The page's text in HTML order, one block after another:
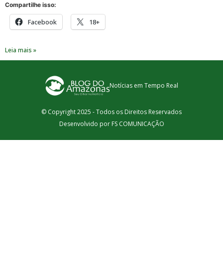
Compartilhe isso:
Facebook 18+
Leia mais »
Notícias em Tempo Real
© Copyright 2025 - Todos os Direitos Reservados
Desenvolvido por FS COMUNICAÇÃO